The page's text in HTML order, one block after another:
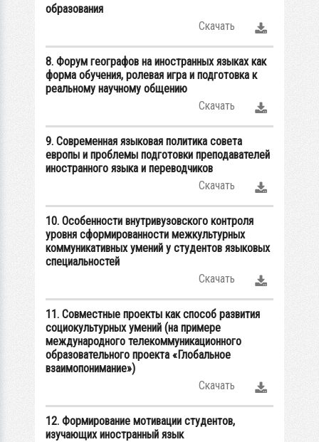
образования
Скачать
8. Форум географов на иностранных языках как
форма обучения, ролевая игра и подготовка к
реальному научному общению
Скачать
9. Современная языковая политика совета
европы и проблемы подготовки преподавателей
иностранного языка и переводчиков
Скачать
10. Особенности внутривузовского контроля
уровня сформированности межкультурных
коммуникативных умений у студентов языковых
специальностей
Скачать
11. Совместные проекты как способ развития
социокультурных умений (на примере
международного телекоммуникационного
образовательного проекта «Глобальное
взаимопонимание»)
Скачать
12. Формирование мотивации студентов,
изучающих иностранный язык